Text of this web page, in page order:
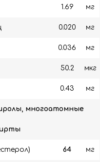
1.69 мг
0.020 мг
0.036 мг
50.2 мкг
0.43 мг
многоатомные
64 мг